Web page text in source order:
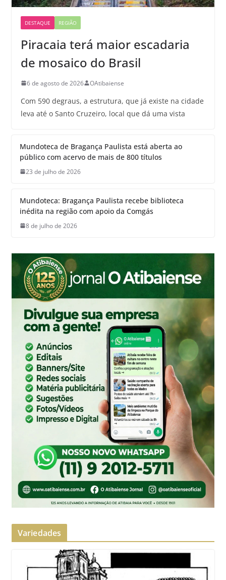
DESTAQUE REGIÃO
Piracaia terá maior escadaria
de mosaico do Brasil
6 de agosto de 2026 OAtibaiense
Com 590 degraus, a estrutura, que já existe na cidade
leva até o Santo Cruzeiro, local que dá uma vista
Mundoteca de Bragança Paulista está aberta ao
público com acervo de mais de 800 títulos
23 de julho de 2026
Mundoteca: Bragança Paulista recebe biblioteca
inédita na região com apoio da Comgás
8 de julho de 2026
Variedades